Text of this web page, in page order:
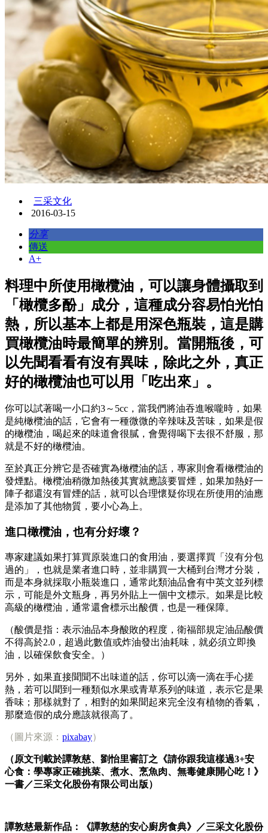
三采文化
2016-03-15
分享
傳送
A+
料理中所使用橄欖油，可以讓身體攝取到
「橄欖多酚」成分，這種成分容易怕光怕
熱，所以基本上都是用深色瓶裝，這是購
買橄欖油時最簡單的辨別。當開瓶後，可
以先聞看看有沒有異味，除此之外，真正
好的橄欖油也可以用「吃出來」。
你可以試著喝一小口約3～5cc，當我們將油吞進喉嚨時，如果
是純橄欖油的話，它會有一種微微的辛辣味及苦味，如果是假
的橄欖油，喝起來的味道會很膩，會覺得喝下去很不舒服，那
就是不好的橄欖油。
至於真正分辨它是否確實為橄欖油的話，專家則會看橄欖油的
發煙點。橄欖油稍微加熱後其實就應該要冒煙，如果加熱好一
陣子都還沒有冒煙的話，就可以合理懷疑你現在所使用的油應
是添加了其他物質，要小心為上。
進口橄欖油，也有分好壞？
專家建議如果打算買原裝進口的食用油，要選擇買「沒有分包
過的」，也就是業者進口時，並非購買一大桶到台灣才分裝，
而是本身就採取小瓶裝進口，通常此類油品會有中英文並列標
示，可能是外文瓶身，再另外貼上一個中文標示。 如果是比較
高級的橄欖油，通常還會標示出酸價，也是一種保障。
（酸價是指：表示油品本身酸敗的程度，衛福部規定油品酸價
不得高於2.0，超過此數值或炸油發出油耗味，就必須立即換
油，以確保飲食安全。）
另外，如果直接聞聞不出味道的話，你可以滴一滴在手心搓
熱，若可以聞到一種類似水果或青草系列的味道，表示它是果
香味；那樣就對了，相對的如果聞起來完全沒有植物的香氣，
那麼造假的成分應該就很高了。
（圖片來源： pixabay）
（原文刊載於譚敦慈、劉怡里審訂之《請你跟我這樣過3+安
心食：學專家正確挑菜、煮水、烹魚肉、無毒健康開心吃！》
一書／三采文化股份有限公司出版）
譚敦慈最新作品：《譚敦慈的安心廚房食典》／三采文化股份